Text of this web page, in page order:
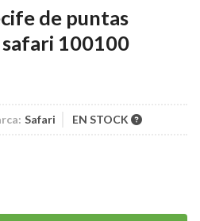
de puntas
100100
Safari EN STOCK